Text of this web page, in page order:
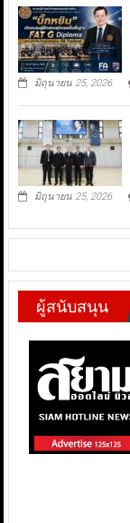
มิถุนายน 25, 2026
มิถุนายน 25, 2026
ผู้สนับสนุน